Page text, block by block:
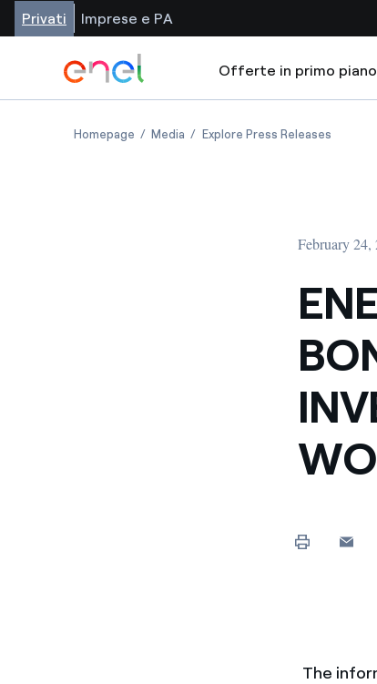
Privati Imprese e PA
Offerte in primo piano
Homepage Media Explore Press Releases
February
The